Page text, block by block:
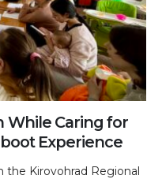
While Caring for
Experience
the Kirovohrad Regional